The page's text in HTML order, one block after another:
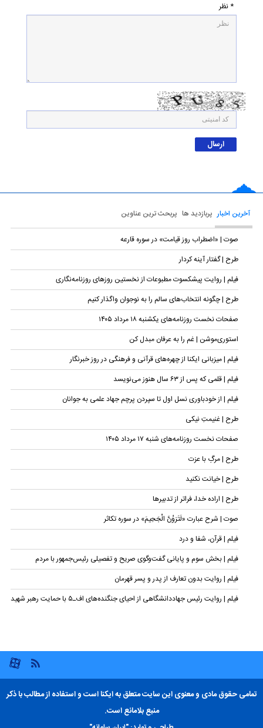
* نظر
آخرین اخبار پربازدید ها پربحث ترین عناوین
صوت | «اضطراب روز قیامت» در سوره قارعه
طرح | گفتار آینه کردار
فیلم | روایت پیشکسوت مطبوعات از نخستین روزهای روزنامه‌نگاری
طرح | چگونه انتخاب‌های سالم را به نوجوان واگذار کنیم
صفحات نخست روزنامه‌های یکشنبه ۱۸ مرداد ۱۴۰۵
استوری‌موشن | غم را به عرفان مبدل کن
فیلم | میزبانی ایکنا از چهره‌های قرآنی و فرهنگی در روز خبرنگار
فیلم | قلمی که پس از ۶۳ سال هنوز می‌نویسد
فیلم | از خودباوری نسل اول تا سپردن پرچم جهاد علمی به جوانان
طرح | غنیمتِ نیکی
صفحات نخست روزنامه‌های شنبه ۱۷ مرداد ۱۴۰۵
طرح | مرگِ با عزت
طرح | خیانت نکنید
طرح | اراده خدا، فراتر از تدبیرها
صوت | شرح عبارت «لَتَرَوُنَّ الْجَحِیمَ» در سوره تکاثر
فیلم | قرآن، شفا و درد
فیلم | بخش سوم و پایانی گفت‌وگوی صریح و تفصیلی رئیس‌جمهور با مردم
فیلم | روایت بدون تعارف از پدر و پسر قهرمان
فیلم | روایت رئیس جهاددانشگاهی از احیای جنگنده‌های اف‌ـ۵ با حمایت رهبر شهید
تمامی حقوق مادی و معنوی این سایت متعلق به ایکنا است و استفاده از مطالب با ذکر
منبع بلامانع است.